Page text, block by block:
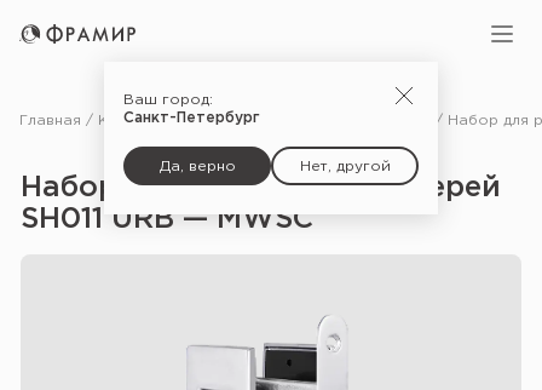
Ваш город:
Санкт-Петербург
Да, верно Нет, другой
Главная Каталог Фурнитура
Набор для раздвижных дверей
SH011 URB — MWSC